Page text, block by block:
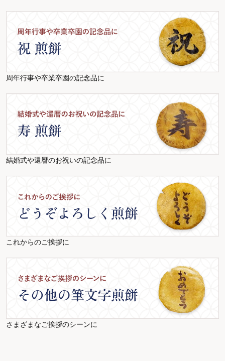
周年行事や卒業卒園の記念品に
結婚式や還暦のお祝いの記念品に
これからのご挨拶に
さまざまなご挨拶のシーンに